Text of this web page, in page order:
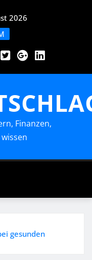
2026
Finanzen,
gesunden